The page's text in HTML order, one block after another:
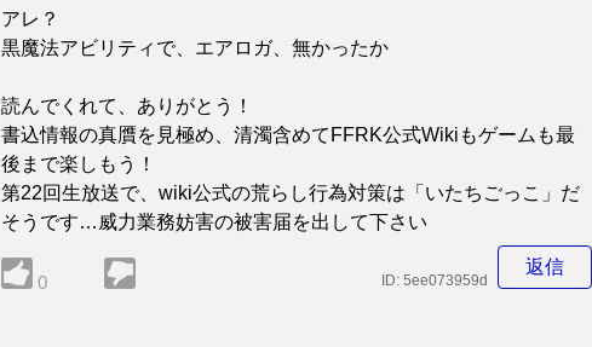
アレ？
黒魔法アビリティで、エアロガ、無かったか
読んでくれて、ありがとう！
書込情報の真贋を見極め、清濁含めてFFRK公式Wikiもゲームも最
後まで楽しもう！
第22回生放送で、wiki公式の荒らし行為対策は「いたちごっこ」だ
そうです…威力業務妨害の被害届を出して下さい
0
返信
ID: 5ee073959d